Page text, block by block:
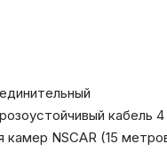
кабель 4
камер NSCAR (15